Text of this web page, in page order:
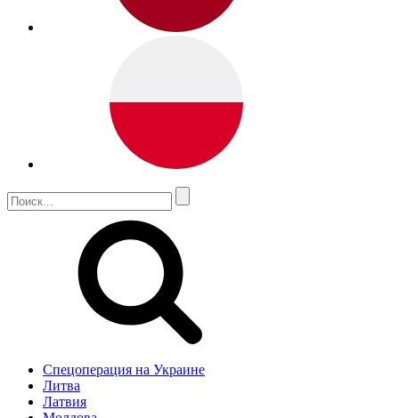
Спецоперация на Украине
Литва
Латвия